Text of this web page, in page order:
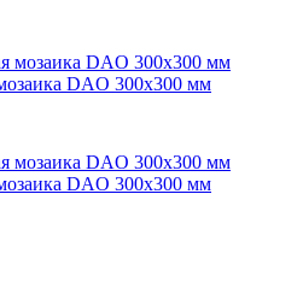
DAO 300x300 мм
DAO 300x300 мм